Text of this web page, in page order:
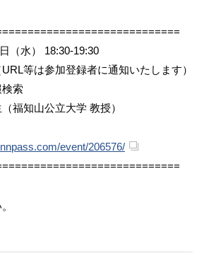
（水） 18:30-19:30
等は参加登録者に通知いたします）
検索
福知山公立大学 教授）
event/206576/